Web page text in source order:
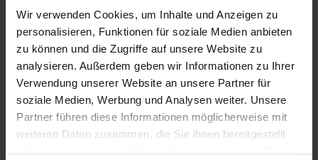
Wir verwenden Cookies, um Inhalte und Anzeigen zu
personalisieren, Funktionen für soziale Medien anbieten
zu können und die Zugriffe auf unsere Website zu
analysieren. Außerdem geben wir Informationen zu Ihrer
Verwendung unserer Website an unsere Partner für
soziale Medien, Werbung und Analysen weiter. Unsere
Partner führen diese Informationen möglicherweise mit
weiteren Daten zusammen, die Sie ihnen bereitgestellt
haben oder die sie im Rahmen Ihrer Nutzung der Dienste
Dessin erinnert an klassische Toile-de-Jouy-Motive
und verleiht Räumen eine poetische, beinahe
märchenhafte Atmosphäre. Ideal für charmante
Wohnräume, kreative Schlafzimmer oder Interior-
Konzepte mit romantischem Vintage-Charakter und
liebevollen Details.
Produktdetails